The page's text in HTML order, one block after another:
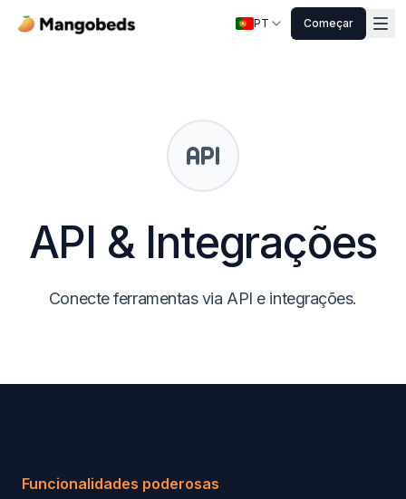
PT Começar
API & Integrações
Conecte ferramentas via API e integrações.
Funcionalidades poderosas